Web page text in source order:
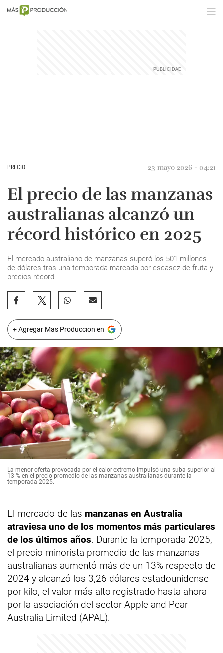
PRECIO 23 mayo 2026 - 04:21
El precio de las manzanas
australianas alcanzó un
récord histórico en 2025
El mercado australiano de manzanas superó los 501 millones
de dólares tras una temporada marcada por escasez de fruta y
precios récord.
+ Agregar Más Produccion en
La menor oferta provocada por el calor extremo impulsó una suba superior al
13 % en el precio promedio de las manzanas australianas durante la
temporada 2025.
El mercado de las manzanas en Australia
atraviesa uno de los momentos más particulares
de los últimos años. Durante la temporada 2025,
el precio minorista promedio de las manzanas
australianas aumentó más de un 13% respecto de
2024 y alcanzó los 3,26 dólares estadounidense
por kilo, el valor más alto registrado hasta ahora
por la asociación del sector Apple and Pear
Australia Limited (APAL).